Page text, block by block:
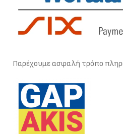
Παρέχουμε ασφαλή τρόπο